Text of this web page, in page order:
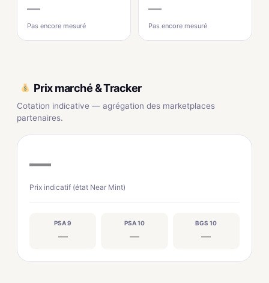
—
Pas encore mesuré
—
Pas encore mesuré
Prix marché & Tracker
Cotation indicative — agrégation des marketplaces
partenaires.
—
Prix indicatif (état Near Mint)
PSA 9
—
PSA 10
—
BGS 10
—